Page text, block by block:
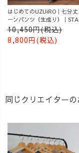
はじめてのUZUiRO｜七分
ーンパンツ（生成り）｜
10,450円(税込)
8,800円(税込)
同じクリエイター